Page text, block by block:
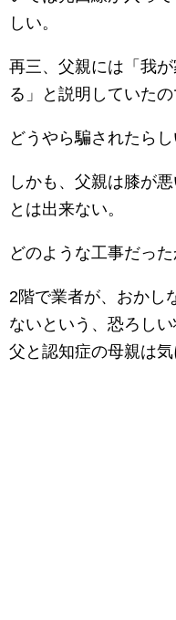
しい。
再三、父親には「我
る」と説明していたの
どうやら騙されたらし
しかも、父親は膝が
とは出来ない。
どのような工事だっ
2階で業者が、おかし
ないという、恐ろし
父と認知症の母親は気